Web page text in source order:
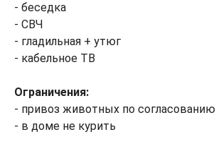
- беседка
- СВЧ
- гладильная + утюг
- кабельное ТВ
Ограничения:
- привоз животных по согласованию
- в доме не курить